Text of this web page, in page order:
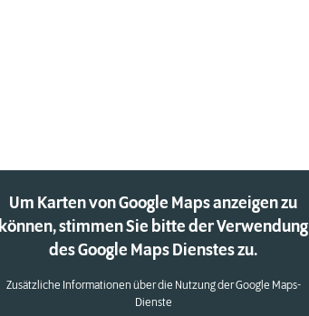
Um Karten von Google Maps anzeigen zu
können, stimmen Sie bitte der Verwendung
des Google Maps Dienstes zu.
Zusätzliche Informationen über die Nutzung der Google Maps-
Dienste